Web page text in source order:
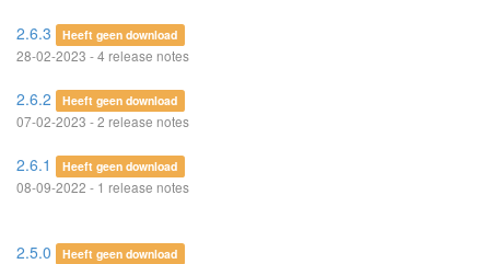
2.6.3 Heeft geen download
28-02-2023 - 4 release notes
2.6.2 Heeft geen download
07-02-2023 - 2 release notes
2.6.1 Heeft geen download
08-09-2022 - 1 release notes
2.5.0 Heeft geen download